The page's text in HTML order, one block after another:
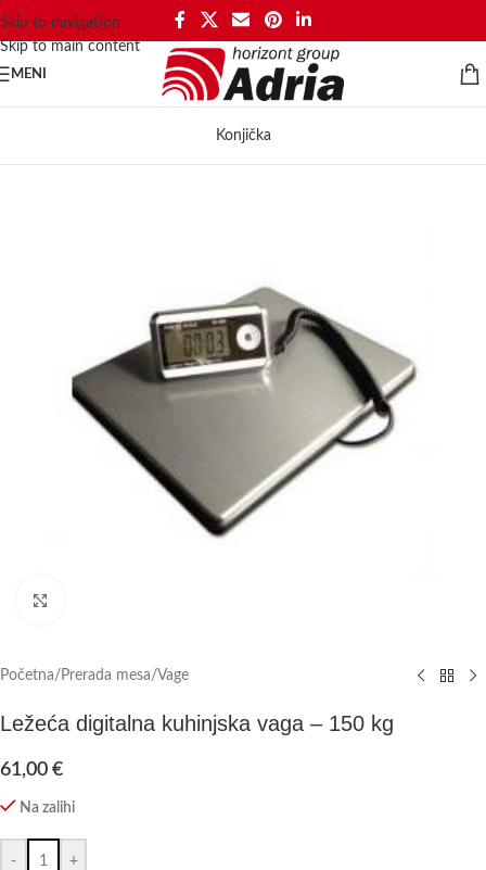
Skip to navigation
Skip to main content
MENI
Konjička
Početna/ Prerada mesa/Vage
Ležeća digitalna kuhinjska vaga – 150 kg
61,00 €
Na zalihi
- +